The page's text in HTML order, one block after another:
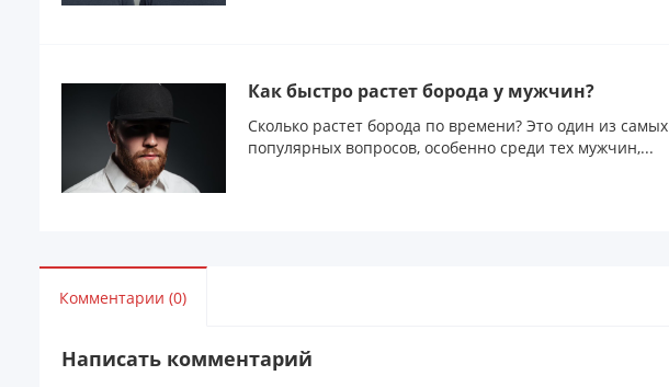
Как быстро растет борода у мужчин?
Сколько растет борода по времени? Это один из самых
популярных вопросов, особенно среди тех мужчин,...
Комментарии (0)
Написать комментарий